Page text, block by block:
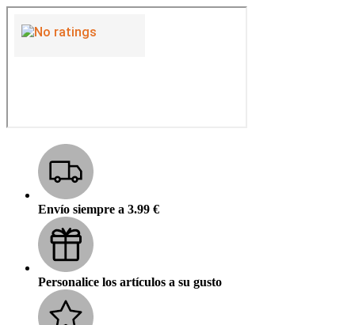
Envío siempre a 3.99 €
Personalice los artículos a su gusto